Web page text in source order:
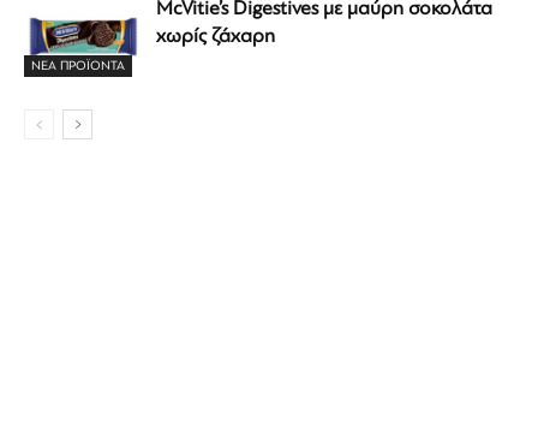
ΝΕΑ ΠΡΟΪΟΝΤΑ
McVitie’s Digestives με μαύρη σοκολάτα
χωρίς ζάχαρη